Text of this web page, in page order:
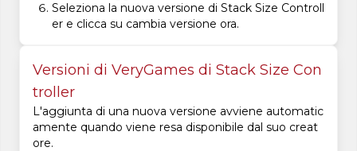
Seleziona la nuova versione di Stack Size Controll
er e clicca su cambia versione ora.
Versioni di VeryGames di Stack Size Con
troller
L'aggiunta di una nuova versione avviene automatic
amente quando viene resa disponibile dal suo creat
ore.